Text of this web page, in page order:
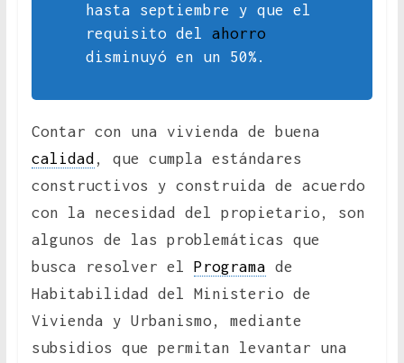
hasta septiembre y que el
requisito del ahorro
disminuyó en un 50%.
Contar con una vivienda de buena
calidad , que cumpla estándares
constructivos y construida de acuerdo
con la necesidad del propietario, son
algunos de las problemáticas que
busca resolver el Programa de
Habitabilidad del Ministerio de
Vivienda y Urbanismo, mediante
subsidios que permitan levantar una